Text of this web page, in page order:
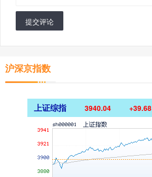
提交评论
沪深京指数
上证综指 3940.04 +39.68